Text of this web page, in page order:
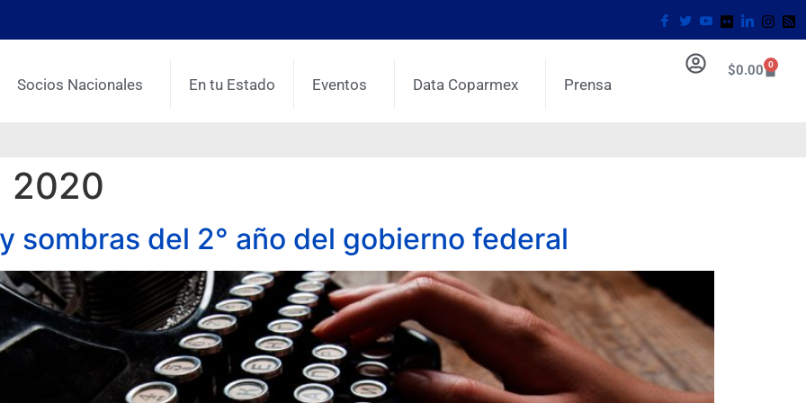
Socios Nacionales En tu Estado Eventos Data Coparmex Prensa
$0.00 0
2020
sombras del 2° año del gobierno federal